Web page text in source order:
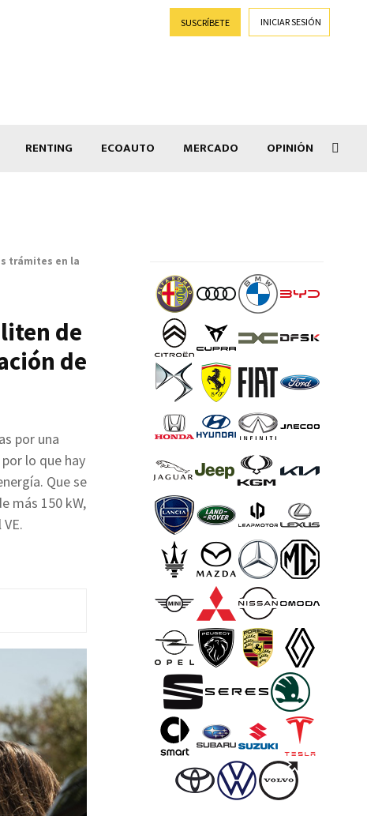
SUSCRÍBETE INICIAR SESIÓN
RENTING ECOAUTO MERCADO OPINIÓN
trámites en la
de
de
por una
lo que hay
Que se
más 150 kW,